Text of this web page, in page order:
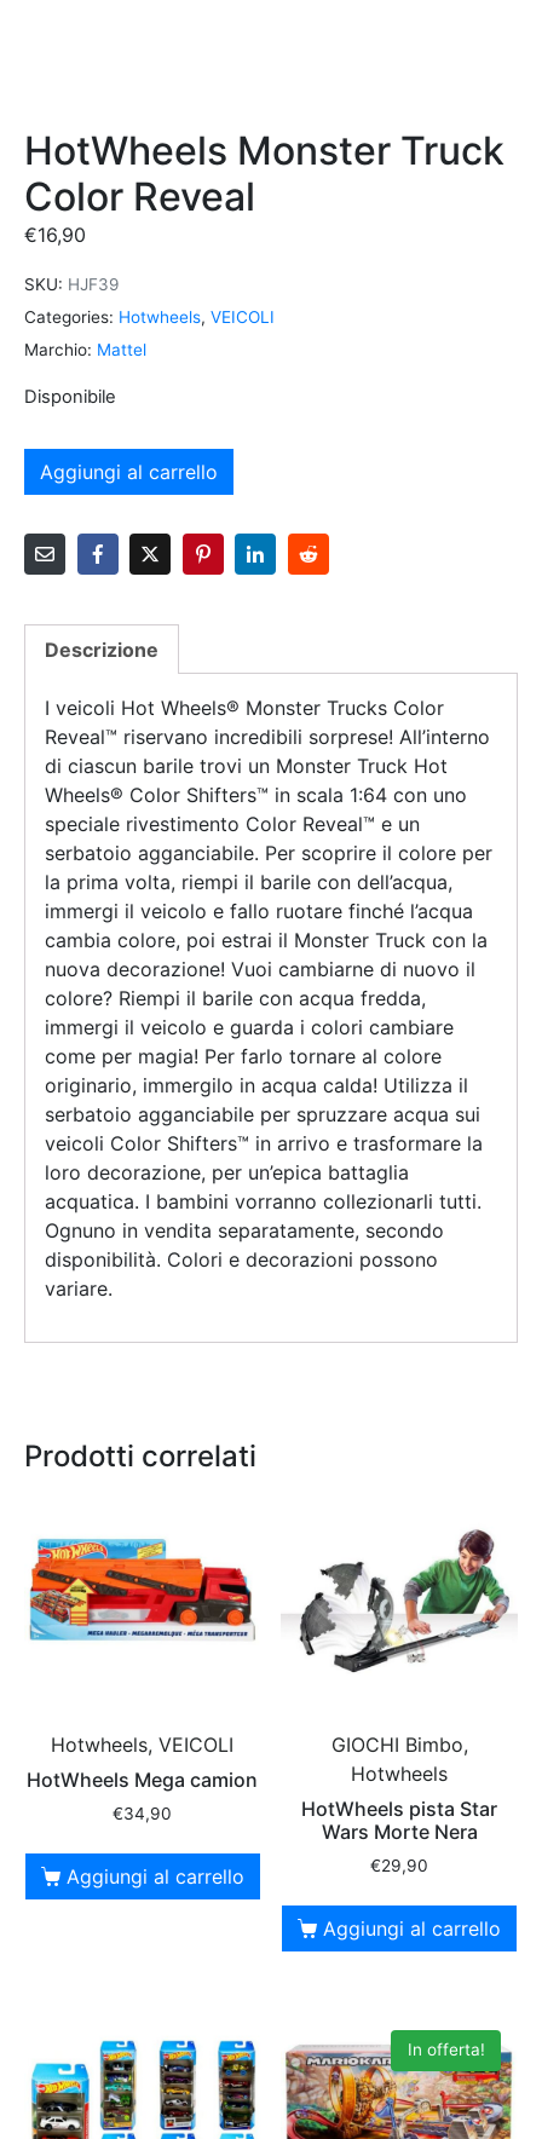
HotWheels Monster Truck
Color Reveal
€16,90
SKU: HJF39
Categories: Hotwheels, VEICOLI
Marchio: Mattel
Disponibile
Aggiungi al carrello
Descrizione
I veicoli Hot Wheels® Monster Trucks Color
Reveal™ riservano incredibili sorprese! All’interno
di ciascun barile trovi un Monster Truck Hot
Wheels® Color Shifters™ in scala 1:64 con uno
speciale rivestimento Color Reveal™ e un
serbatoio agganciabile. Per scoprire il colore per
la prima volta, riempi il barile con dell’acqua,
immergi il veicolo e fallo ruotare finché l’acqua
cambia colore, poi estrai il Monster Truck con la
nuova decorazione! Vuoi cambiarne di nuovo il
colore? Riempi il barile con acqua fredda,
immergi il veicolo e guarda i colori cambiare
come per magia! Per farlo tornare al colore
originario, immergilo in acqua calda! Utilizza il
serbatoio agganciabile per spruzzare acqua sui
veicoli Color Shifters™ in arrivo e trasformare la
loro decorazione, per un’epica battaglia
acquatica. I bambini vorranno collezionarli tutti.
Ognuno in vendita separatamente, secondo
disponibilità. Colori e decorazioni possono
variare.
Prodotti correlati
Hotwheels, VEICOLI
HotWheels Mega camion
€34,90
Aggiungi al carrello
GIOCHI Bimbo,
Hotwheels
HotWheels pista Star
Wars Morte Nera
€29,90
Aggiungi al carrello
In offerta!